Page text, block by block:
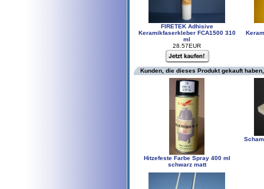
FIRETEK Adhisive
Keramikfaserkleber FCA1500 310
ml
28.57EUR
Kunden, die dieses Produkt gekauft
Hitzefeste Farbe Spray 400 ml
schwarz matt